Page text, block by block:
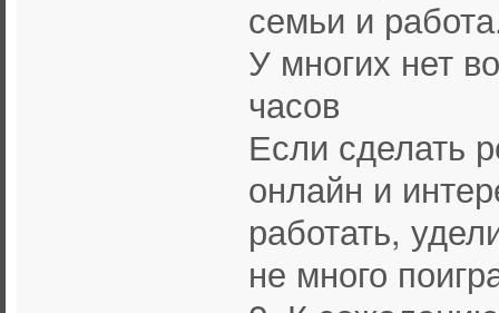
семьи и
У многих нет
часов
Если сделать
онлайн и
работать,
не много